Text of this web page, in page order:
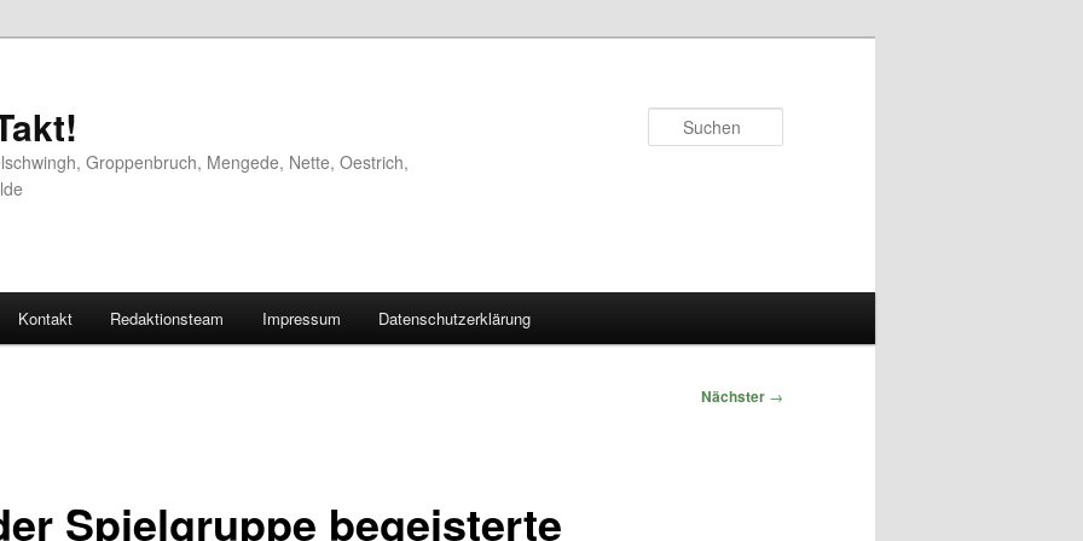
Groppenbruch, Mengede, Nette, Oestrich,
Kontakt Redaktionsteam Impressum Datenschutzerklärung
Nächster →
Spielgruppe begeisterte